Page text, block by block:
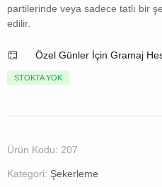
partilerinde veya sadece tatlı bir
edilir.
Özel Günler İçin Gramaj
STOKTA YOK
Ürün Kodu: 207
Kategori: Şekerleme